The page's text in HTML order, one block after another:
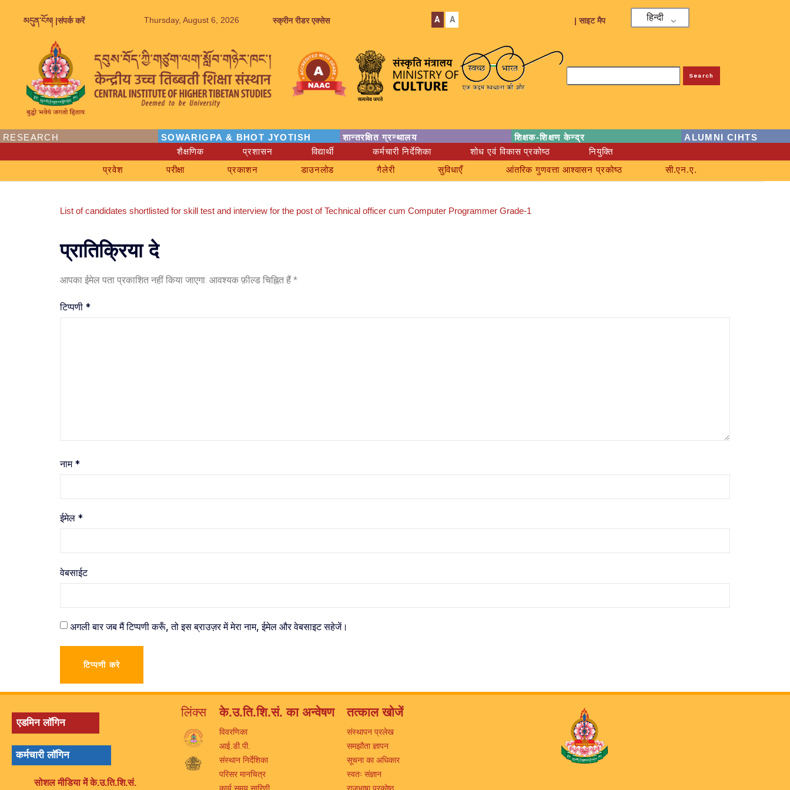
མདུན་ངོས། |संपर्क करें Thursday, August 6, 2026 स्क्रीन रीडर एक्सेस A A | साइट मैप हिन्दी
Search
RESEARCH SOWARIGPA & BHOT JYOTISH शान्तरक्षित ग्रन्थालय शिक्षक-शिक्षण केन्द्र
ALUMNI CIHTS
शैक्षणिक
प्रशासन विद्यार्थी कर्मचारी निर्देशिका शोध एवं विकास प्रकोष्ठ
नियुक्ति
प्रवेश
परीक्षा प्रकाशन डाउनलोड गैलेरी सुविधाएँ आंतरिक गुणवत्ता आश्वासन प्रकोष्ठ सी.एन.ए.
List of candidates shortlisted for skill test and interview for the post of Technical officer cum Computer Programmer Grade-1
प्रातिक्रिया दे
आपका ईमेल पता प्रकाशित नहीं किया जाएगा. आवश्यक फ़ील्ड चिह्नित हैं*
टिप्पणी *
नाम *
ईमेल *
वेबसाईट
अगली बार जब मैं टिप्पणी करूँ, तो इस ब्राउज़र में मेरा नाम, ईमेल और वेबसाइट सहेजें।
एडमिन लॉगिन
कर्मचारी लॉगिन
सोशल मीडिया में के.उ.ति.शि.सं.
लिंक्स के.उ.ति.शि.सं. का अन्वेषण
विवरणिका
आई.डी.पी.
संस्थान निर्देशिका
परिसर मानचित्र
तत्काल खोजें
संस्थापन प्रलेख
समझौता ज्ञापन
सूचना का अधिकार
स्वतः संज्ञान